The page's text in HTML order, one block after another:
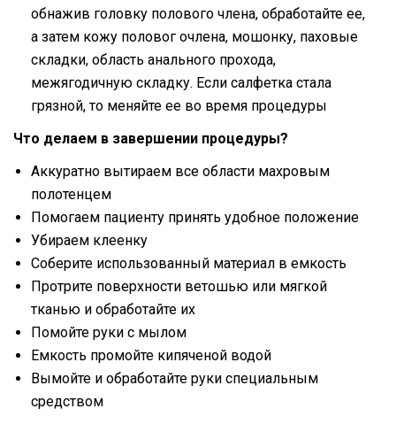
обнажив головку полового члена, обработайте ее,
а затем кожу половог очлена, мошонку, паховые
складки, область анального прохода,
межягодичную складку. Если салфетка стала
грязной, то меняйте ее во время процедуры
Что делаем в завершении процедуры?
Аккуратно вытираем все области махровым
полотенцем
Помогаем пациенту принять удобное положение
Убираем клеенку
Соберите использованный материал в емкость
Протрите поверхности ветошью или мягкой
тканью и обработайте их
Помойте руки с мылом
Емкость промойте кипяченой водой
Вымойте и обработайте руки специальным
средством